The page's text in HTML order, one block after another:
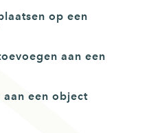
op een
aan een
aan een object